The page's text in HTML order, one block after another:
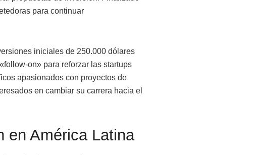
para continuar
iniciales de 250.000 dólares
on» para reforzar las startups
apasionados con proyectos de
en cambiar su carrera hacia el
en América Latina